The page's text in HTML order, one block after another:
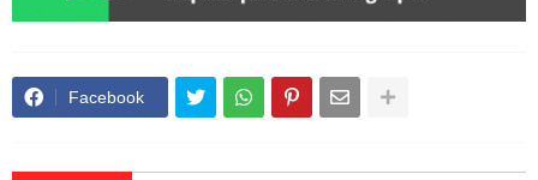
Facebook